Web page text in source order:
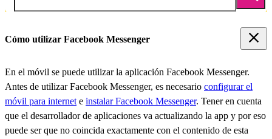
Cómo utilizar Facebook Messenger
En el móvil se puede utilizar la aplicación Facebook Messenger.
Antes de utilizar Facebook Messenger, es necesario configurar el
móvil para internet e instalar Facebook Messenger. Tener en cuenta
que el desarrollador de aplicaciones va actualizando la app y por eso
puede ser que no coincida exactamente con el contenido de esta